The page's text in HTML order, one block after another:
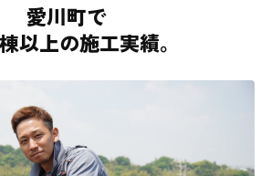
愛川町で
以上の施工実績。